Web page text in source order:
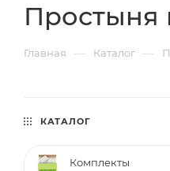
Простыня
Главная — Каталог —
КАТАЛОГ
Комплекты